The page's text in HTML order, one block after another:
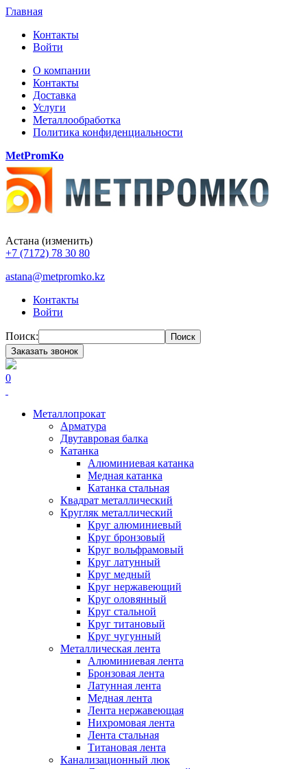
Главная
Контакты
Войти
О компании
Контакты
Доставка
Услуги
Металлообработка
Политика конфиденциальности
MetPromKo
Астана (изменить)
+7 (7172) 78 30 80
astana@metpromko.kz
Контакты
Войти
Поиск:
Поиск
Заказать звонок
0
Металлопрокат
Арматура
Двутавровая балка
Катанка
Алюминиевая катанка
Медная катанка
Катанка стальная
Квадрат металлический
Кругляк металлический
Круг алюминиевый
Круг бронзовый
Круг вольфрамовый
Круг латунный
Круг медный
Круг нержавеющий
Круг оловянный
Круг стальной
Круг титановый
Круг чугунный
Металлическая лента
Алюминиевая лента
Бронзовая лента
Латунная лента
Медная лента
Лента нержавеющая
Нихромовая лента
Лента стальная
Титановая лента
Канализационный люк